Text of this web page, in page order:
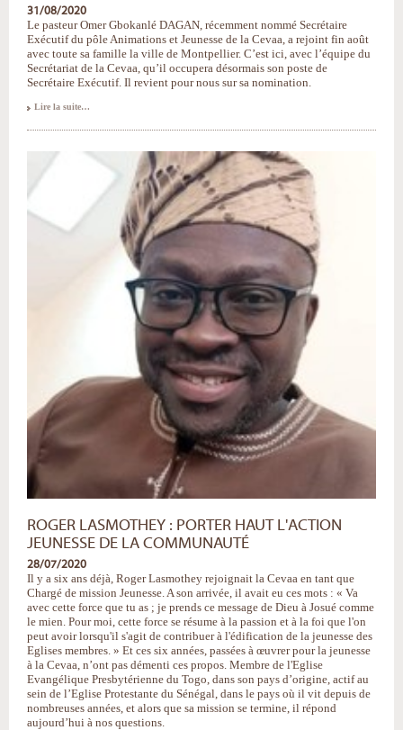
31/08/2020
Le pasteur Omer Gbokanlé DAGAN, récemment nommé Secrétaire
Exécutif du pôle Animations et Jeunesse de la Cevaa, a rejoint fin août
avec toute sa famille la ville de Montpellier. C’est ici, avec l’équipe du
Secrétariat de la Cevaa, qu’il occupera désormais son poste de
Secrétaire Exécutif. Il revient pour nous sur sa nomination.
Rencontre
Exécutif
pôle
-
Lire la suite…
ROGER LASMOTHEY : PORTER HAUT L'ACTION
JEUNESSE DE LA COMMUNAUTÉ
28/07/2020
Il y a six ans déjà, Roger Lasmothey rejoignait la Cevaa en tant que
Chargé de mission Jeunesse. A son arrivée, il avait eu ces mots : « Va
avec cette force que tu as ; je prends ce message de Dieu à Josué comme
le mien. Pour moi, cette force se résume à la passion et à la foi que l'on
peut avoir lorsqu'il s'agit de contribuer à l'édification de la jeunesse des
Eglises membres. » Et ces six années, passées à œuvrer pour la jeunesse
à la Cevaa, n’ont pas démenti ces propos. Membre de l'Eglise
Evangélique Presbytérienne du Togo, dans son pays d’origine, actif au
sein de l’Eglise Protestante du Sénégal, dans le pays où il vit depuis de
nombreuses années, et alors que sa mission se termine, il répond
aujourd’hui à nos questions.